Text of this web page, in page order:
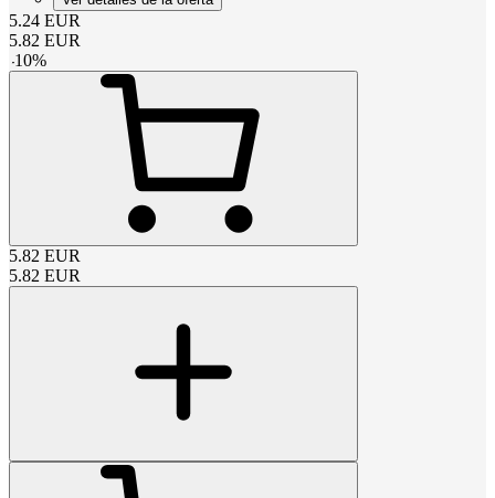
5.24 EUR
5.82 EUR
-10%
5.82 EUR
5.82 EUR